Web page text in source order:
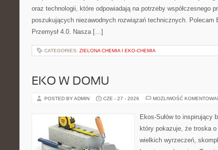
oraz technologii, które odpowiadają na potrzeby współczesnego
poszukujących niezawodnych rozwiązań technicznych. Polecam
Przemysł 4.0. Nasza […]
CATEGORIES: ZIELONA CHEMIA I EKO-CHEMIA
EKO W DOMU
POSTED BY ADMIN CZE - 27 - 2026 MOŻLIWOŚĆ
Ekos-Sułów to inspirujący
który pokazuje, że troska
wielkich wyrzeczeń,